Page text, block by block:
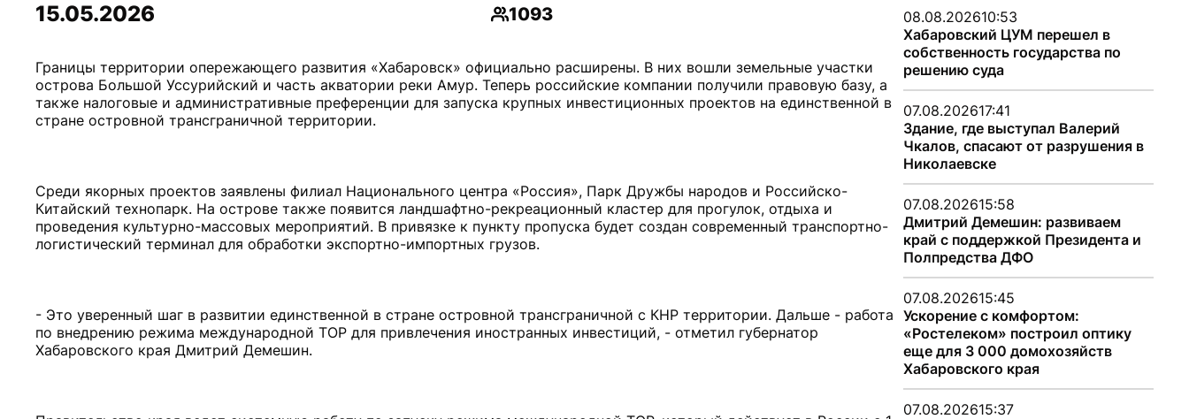
15.05.2026
Просмотры
1093
Границы территории опережающего развития «Хабаровск» официально расширены. В них вошли земельные участки
острова Большой Уссурийский и часть акватории реки Амур. Теперь российские компании получили правовую базу, а
также налоговые и административные преференции для запуска крупных инвестиционных проектов на единственной в
стране островной трансграничной территории.
Среди якорных проектов заявлены филиал Национального центра «Россия», Парк Дружбы народов и Российско-
Китайский технопарк. На острове также появится ландшафтно-рекреационный кластер для прогулок, отдыха и
проведения культурно-массовых мероприятий. В привязке к пункту пропуска будет создан современный транспортно-
логистический терминал для обработки экспортно-импортных грузов.
- Это уверенный шаг в развитии единственной в стране островной трансграничной с КНР территории. Дальше - работа
по внедрению режима международной ТОР для привлечения иностранных инвестиций, - отметил губернатор
Хабаровского края Дмитрий Демешин.
08.08.202610:53
Хабаровский ЦУМ перешел в
собственность государства по
решению суда
07.08.202617:41
Здание, где выступал Валерий
Чкалов, спасают от разрушения в
Николаевске
07.08.202615:58
Дмитрий Демешин: развиваем
край с поддержкой Президента и
Полпредства ДФО
07.08.202615:45
Ускорение с комфортом:
«Ростелеком» построил оптику
еще для 3 000 домохозяйств
Хабаровского края
07.08.202615:37